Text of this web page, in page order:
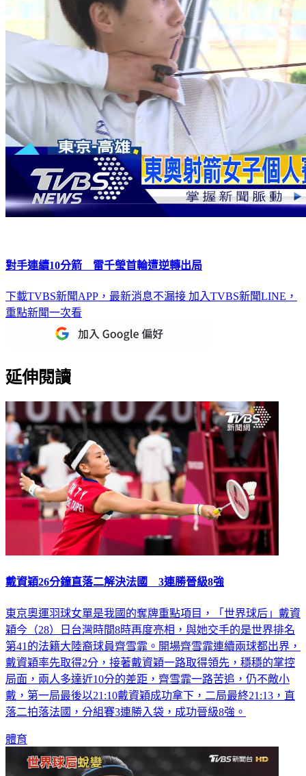
對手連續10分箭 雷千瑩首輪遭逆轉出局
下載TVBS新聞APP，最新消息不漏接 加入TVBS新聞LINE，
重點新聞一次看
延伸閱讀
戴資穎26分鐘直落二解決法國 3連勝晉級8強
東京奧運羽球女單是我國的奪牌重點項目，「世界球后」戴資
穎今（28）日台灣時間8時再度亮相，與她交手的是世界排名
第41的法籍大陸裔球員齊雪霏。開場齊雪霏連續兩球都出界，
戴資穎率先取得2分，接著戴資穎一路取得領先，穩穩的掌控
局面，兩人多達近10分的差距，齊雪霏一路苦追，仍不敵小
戴，第一局最後以21:10戴資穎成功拿下，二局最終21:13，直
落二拍落法國，分組賽3連勝入袋，成功晉級8強。
體育